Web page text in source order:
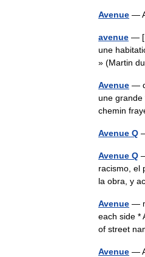
Avenue —
avenue — [
une
» (Martin
Avenue —
une grande
chemin
Avenue Q
Avenue Q
racismo, el
la obra, y
Avenue —
each side *
of street
Avenue —